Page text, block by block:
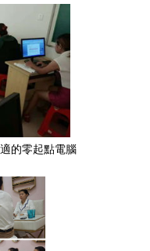
的零起點電腦